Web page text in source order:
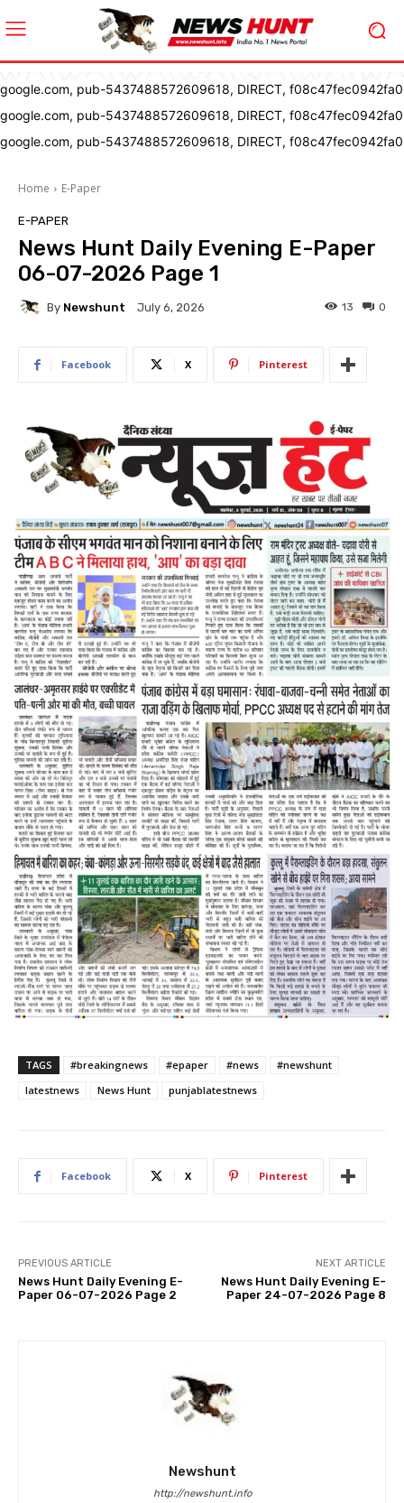
google.com, pub-5437488572609618, DIRECT, f08c47fec0942fa0
google.com, pub-5437488572609618, DIRECT, f08c47fec0942fa0
google.com, pub-5437488572609618, DIRECT, f08c47fec0942fa0
Home E-Paper
E-PAPER
News Hunt Daily Evening E-Paper
06-07-2026 Page 1
By Newshunt July 6, 2026 0
13
Facebook X Pinterest
TAGS #breakingnews #epaper #news
#newshunt
latestnews
News Hunt punjablatestnews
Facebook X Pinterest
PREVIOUS ARTICLE
News Hunt Daily Evening E-
Paper 06-07-2026 Page 2
NEXT ARTICLE
News Hunt Daily Evening E-
Paper 24-07-2026 Page 8
Newshunt
http://newshunt.info